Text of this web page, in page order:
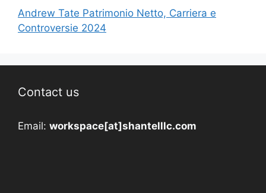
Andrew Tate Patrimonio Netto, Carriera e
Controversie 2024
Contact us
Email: workspace[at]shantelllc.com